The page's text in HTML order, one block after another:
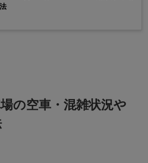
の空車・混雑状況や